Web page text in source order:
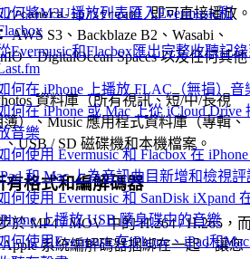
何將M3U播放列表匯入Evermusic和
Evermusic和Flacbox匯出完整收聽記
何在 iPhone 上播放 FLAC（無損）音
何在 iPhone 或 Mac 上從 iCloud Drive
音樂
何使用 Evermusic 和 Flacbox 在
和 Mac 上為音訊曲目新增和檢視評
何使用 Evermusic 和 SanDisk iXpand
上播放 USB 隨身碟中的音樂
何使用Evermusic在iPhone、iPad和
camera-ip/stream）即可直接播放
AWS S3、Backblaze B2、Wasabi、
、DigitalOcean Spaces 以及任何其他
資料庫（所有視訊、短/中/長視
）、Music 應用程式資料庫（專輯、
USB / SD 磁碟機和本機檔案。
有格式和編解碼器
於 MP4 / MOV 中的 H.264 / H.265，
Apple 系統編解碼器捆綁在一起，讓您